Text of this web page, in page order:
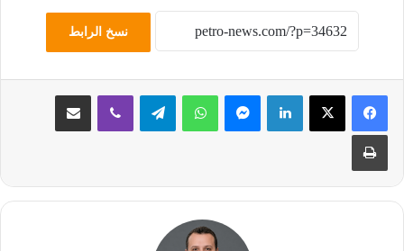
نسخ الرابط
لينكدإن ماسنجر واتساب تيلقرام ڤايبر مشاركة عبر البريد
طباعة